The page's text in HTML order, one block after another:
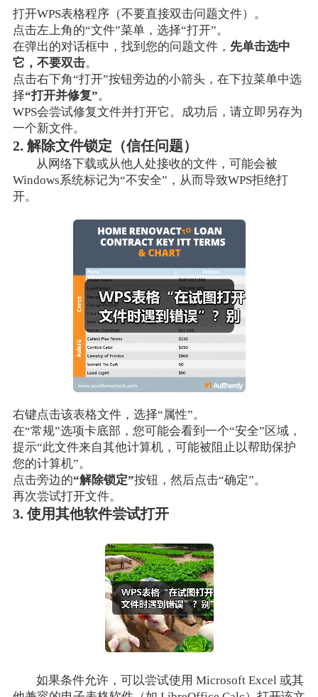
打开WPS表格程序（不要直接双击问题文件）。
点击左上角的“文件”菜单，选择“打开”。
在弹出的对话框中，找到您的问题文件， 先单击选中
它，不要双击。
点击右下角“打开”按钮旁边的小箭头，在下拉菜单中选
择“打开并修复”。
WPS会尝试修复文件并打开它。成功后，请立即另存为
一个新文件。
2. 解除文件锁定（信任问题）
从网络下载或从他人处接收的文件，可能会被
Windows系统标记为“不安全”，从而导致WPS拒绝打
开。
右键点击该表格文件，选择“属性”。
在“常规”选项卡底部，您可能会看到一个“安全”区域，
提示“此文件来自其他计算机，可能被阻止以帮助保护
您的计算机”。
点击旁边的“解除锁定”按钮，然后点击“确定”。
再次尝试打开文件。
3. 使用其他软件尝试打开
如果条件允许，可以尝试使用 Microsoft Excel 或其